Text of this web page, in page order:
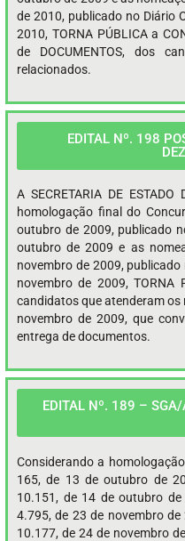
de 2010, publicado no Diário
2010, TORNA PÚBLICA a
de DOCUMENTOS, dos
relacionados.
EDITAL Nº. 198
A SECRETARIA DE
homologação final do
outubro de 2009, publicado
outubro de 2009 e as
novembro de 2009,
novembro de 2009, TORNA
candidatos que atenderam os
novembro de 2009, que
entrega de documentos.
EDITAL Nº. 189 – SGA/
Considerando a
165, de 13 de outubro de
10.151, de 14 de outubro
4.795, de 23 de novembro
10.177, de 24 de novembro